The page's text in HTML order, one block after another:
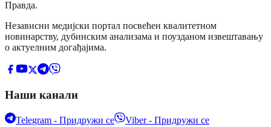
Правда.
Независни медијски портал посвећен квалитетном
новинарству, дубинским анализама и поузданом извештавању
о актуелним догађајима.
Наши канали
Telegram - Придружи се Viber - Придружи се